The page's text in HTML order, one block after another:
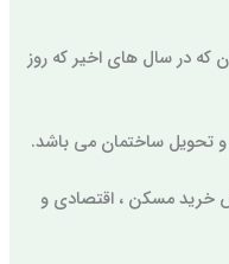
در سال های اخیر که روز
تحویل ساختمان می باشد.
خرید مسکن ، اقتصادی و